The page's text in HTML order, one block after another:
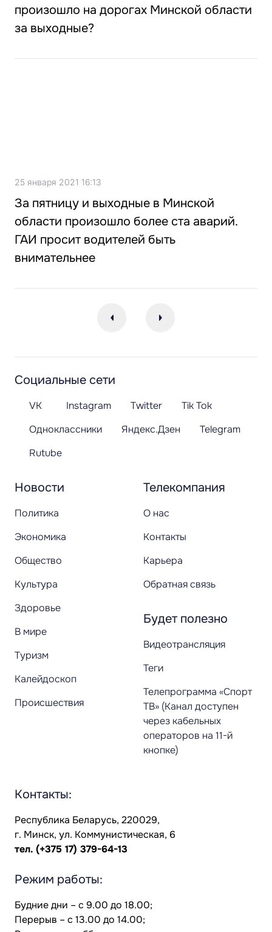
произошло на дорогах Минской области
за выходные?
25 января 2021 16:13
За пятницу и выходные в Минской
области произошло более ста аварий.
ГАИ просит водителей быть
внимательнее
Новости
Политика
Экономика
Общество
Культура
Здоровье
В мире
Туризм
Калейдоскоп
Происшествия
Телекомпания
О нас
Контакты
Карьера
Обратная связь
Будет полезно
Видеотрансляция
Теги
Телепрограмма «Спорт
ТВ» (Канал доступен
через кабельных
операторов на 11-й
кнопке)
Социальные сети
VK Instagram Twitter
Tik Tok
Одноклассники
Яндекс.Дзен
Telegram
Rutube
Контакты:
Республика Беларусь, 220029,
г. Минск, ул. Коммунистическая, 6
тел. (+375 17) 379-64-13
Режим работы:
Будние дни – с 9.00 до 18.00;
Перерыв – с 13.00 до 14.00;